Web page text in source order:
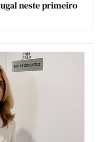
neste primeiro